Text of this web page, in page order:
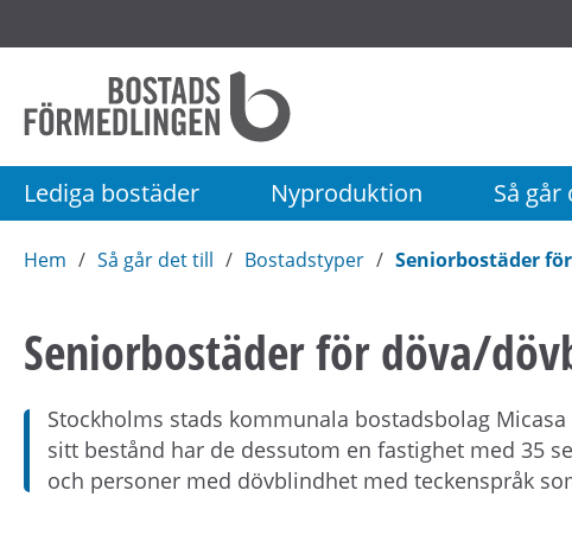
Startsida
Bostadsförmedlingen
Stockholm
AB
Lediga bostäder Nyproduktion Så går
Hem Så går det till Bostadstyper Seniorbostäder
Seniorbostäder för döva/
Stockholms stads kommunala bostadsbolag
sitt bestånd har de dessutom en fastighet med 35
och personer med dövblindhet med teckenspråk